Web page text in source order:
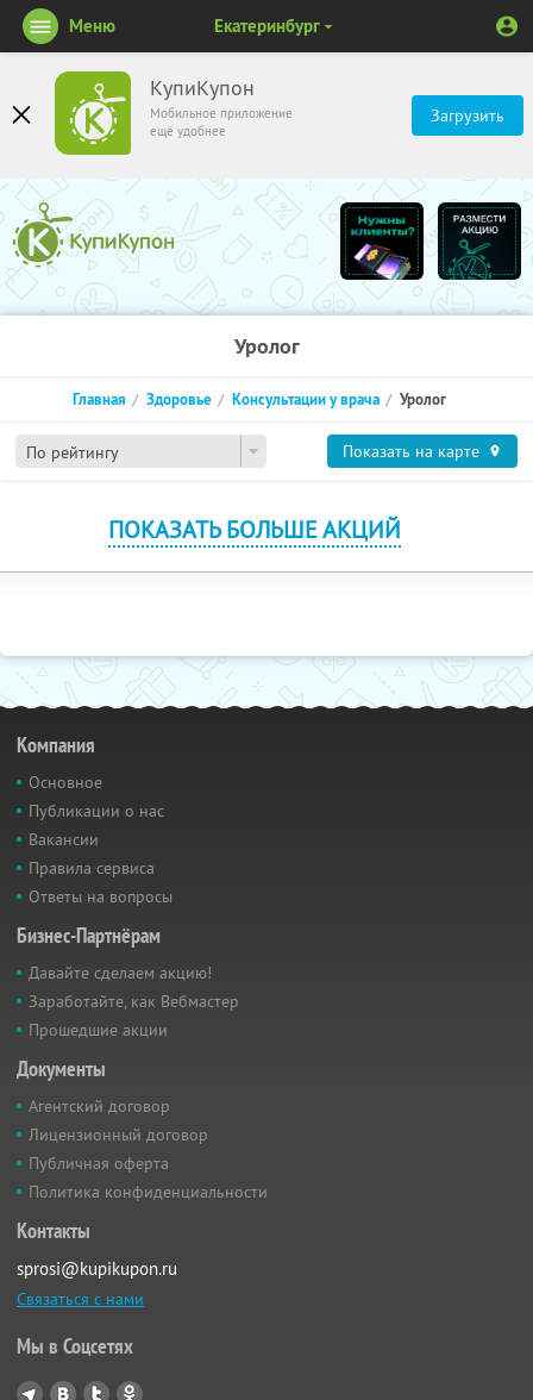
КупиКупон
Мобильное приложение
ещё удобнее
Загрузить
Меню Екатеринбург
Уролог
По рейтингу
Главная Здоровье Консультации у врача Уролог
Показать на карте
ПОКАЗАТЬ БОЛЬШЕ АКЦИЙ
Компания
Основное
Публикации о нас
Вакансии
Правила сервиса
Ответы на вопросы
Бизнес-Партнёрам
Давайте сделаем акцию!
Заработайте, как Вебмастер
Прошедшие акции
Документы
Агентский договор
Лицензионный договор
Публичная оферта
Политика конфиденциальности
Контакты
sprosi@kupikupon.ru
Связаться с нами
Мы в Соцсетях